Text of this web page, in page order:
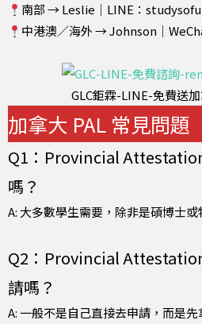
南部 → Leslie｜LINE：
中港澳／海外 → Johnson｜
GLC鉅霖-LINE-免費送
加拿大 PAL 常見問題
Q1：Provincial
嗎？
A: 大多數學生需要，除非是碩博士或
Q2：Provincial
請嗎？
A: 一般不是自己直接去申請，而是